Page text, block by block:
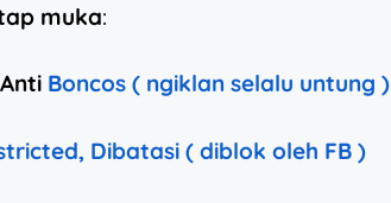
muka:
Anti Boncos ( ngiklan selalu untung )
Dibatasi ( diblok oleh FB )